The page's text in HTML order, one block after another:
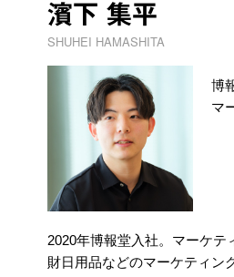
濱下 集平
SHUHEI HAMASHITA
博
マ
2020年博報堂入社。マーケ
財日用品などのマーケティン